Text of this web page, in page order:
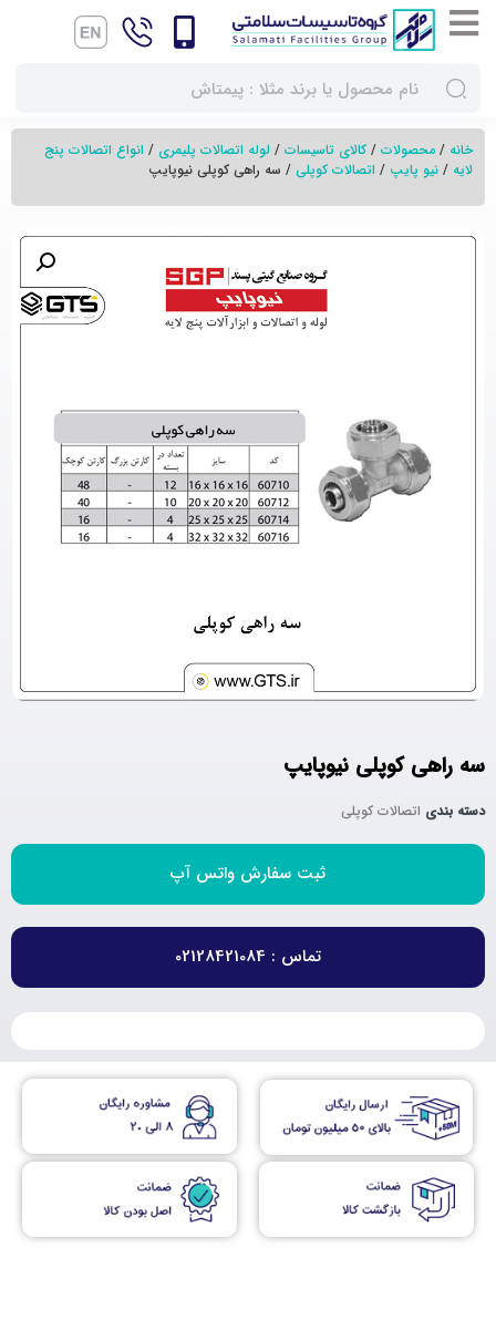
خانه / محصولات / کالای تاسیسات / لوله اتصالات پلیمری / انواع اتصالات پنج
لایه / نیو پایپ / اتصالات کوپلی / سه راهی کوپلی نیوپایپ
سه راهی کوپلی نیوپایپ
دسته بندی اتصالات کوپلی
ثبت سفارش واتس آپ
تماس : 02128421084